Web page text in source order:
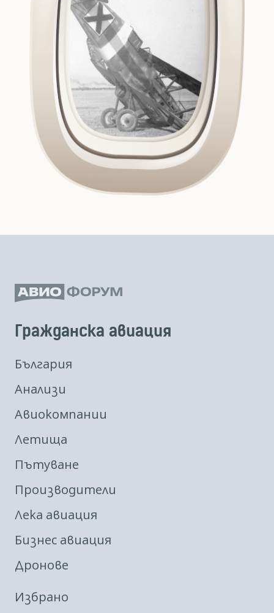
Гражданска авиация
България
Анализи
Авиокомпании
Летища
Пътуване
Производители
Лека авиация
Бизнес авиация
Дронове
Избрано